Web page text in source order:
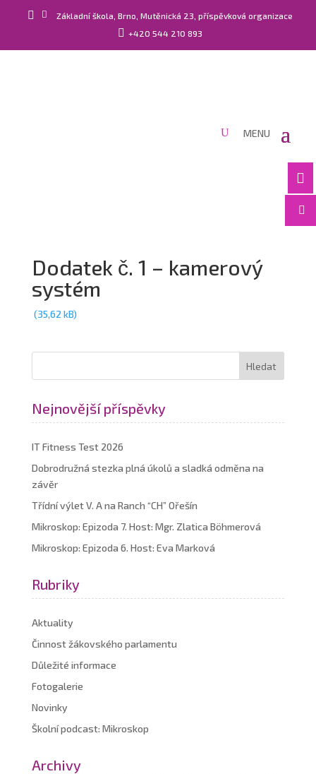
  Základní škola, Brno, Mutěnická 23, příspěvková organizace
 +420 544 210 893


Dodatek č. 1 – kamerový
systém
Nejnovější příspěvky
IT Fitness Test 2026
Dobrodružná stezka plná úkolů a sladká odměna na
závěr
Třídní výlet V. A na Ranch “CH” Ořešín
Mikroskop: Epizoda 7. Host: Mgr. Zlatica Böhmerová
Mikroskop: Epizoda 6. Host: Eva Marková
Rubriky
Aktuality
Činnost žákovského parlamentu
Důležité informace
Fotogalerie
Novinky
Školní podcast: Mikroskop
Archivy